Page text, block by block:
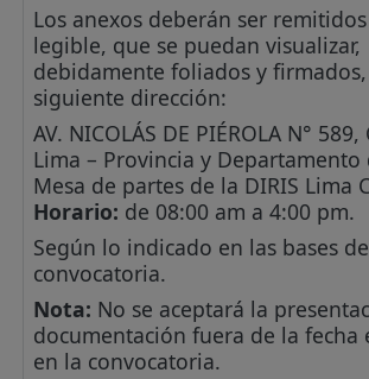
Los anexos deberán ser
legible, que se puedan visualizar,
debidamente foliados y
siguiente dirección:
AV. NICOLÁS DE PIÉROLA N°
Lima – Provincia y Departamento
Mesa de partes de la DIRIS Lima
Horario: de 08:00 am a 4:00 pm.
Según lo indicado en las bases
convocatoria.
Nota: No se aceptará la
documentación fuera de la fecha
en la convocatoria.